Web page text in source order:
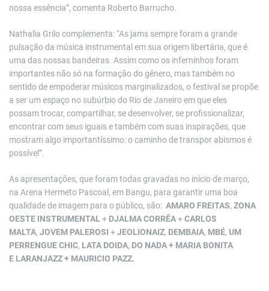
nossa essência”, comenta Roberto Barrucho.
Nathalia Grilo complementa: “As jams sempre foram a grande
pulsação da música instrumental em sua origem libertária, que é
uma das nossas bandeiras. Assim como os inferninhos foram
importantes não só na formação do gênero, mas também no
sentido de empoderar músicos marginalizados, o festival se propõe
a ser um espaço no subúrbio do Rio de Janeiro em que eles
possam trocar, compartilhar, se desenvolver, se profissionalizar,
encontrar com seus iguais e também com suas inspirações, que
mostram algo importantíssimo: o caminho de transpor abismos é
possível”.
As apresentações, que foram todas gravadas no início de março,
na Arena Hermeto Pascoal, em Bangu, para garantir uma boa
qualidade de imagem para o público, são: AMARO FREITAS, ZONA
OESTE INSTRUMENTAL + DJALMA CORRÊA+CARLOS
MALTA, JOVEM PALEROSI +JEOLIONAIZ, DEMBAIA, MBÉ, UM
PERRENGUE CHIC, LATA DOIDA, DO NADA + MARIA BONITA
E LARANJAZZ + MAURICIO PAZZ.